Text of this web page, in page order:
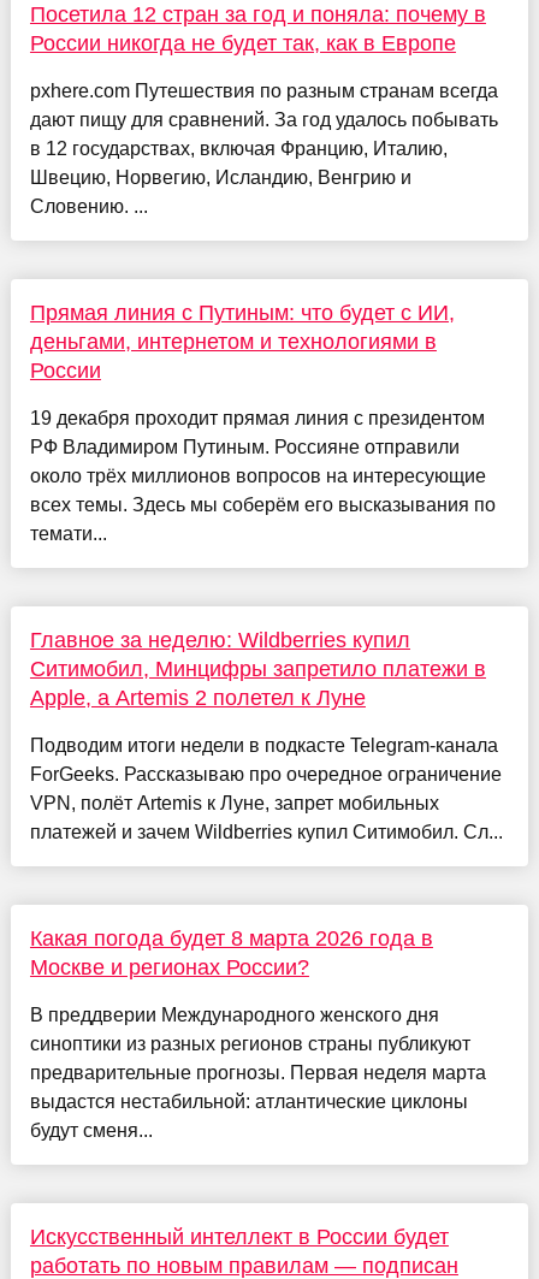
Посетила 12 стран за год и поняла: почему в
России никогда не будет так, как в Европе
pxhere.com Путешествия по разным странам всегда
дают пищу для сравнений. За год удалось побывать
в 12 государствах, включая Францию, Италию,
Швецию, Норвегию, Исландию, Венгрию и
Словению. ...
Прямая линия с Путиным: что будет с ИИ,
деньгами, интернетом и технологиями в
России
19 декабря проходит прямая линия с президентом
РФ Владимиром Путиным. Россияне отправили
около трёх миллионов вопросов на интересующие
всех темы. Здесь мы соберём его высказывания по
темати...
Главное за неделю: Wildberries купил
Ситимобил, Минцифры запретило платежи в
Apple, а Artemis 2 полетел к Луне
Подводим итоги недели в подкасте Telegram-канала
ForGeeks. Рассказываю про очередное ограничение
VPN, полёт Artemis к Луне, запрет мобильных
платежей и зачем Wildberries купил Ситимобил. Сл...
Какая погода будет 8 марта 2026 года в
Москве и регионах России?
В преддверии Международного женского дня
синоптики из разных регионов страны публикуют
предварительные прогнозы. Первая неделя марта
выдастся нестабильной: атлантические циклоны
будут сменя...
Искусственный интеллект в России будет
работать по новым правилам — подписан